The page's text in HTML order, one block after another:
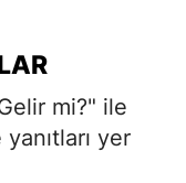
mi?" ile
yer